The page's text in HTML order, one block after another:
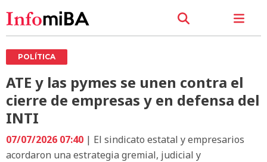
POLÍTICA
ATE y las pymes se unen contra el
cierre de empresas y en defensa del
INTI
07/07/2026 07:40 | El sindicato estatal y empresarios
acordaron una estrategia gremial, judicial y